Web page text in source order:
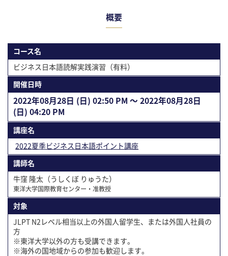
概要
コース名
ビジネス日本語読解実践演習（有料）
開催⽇時
2022年08⽉28⽇ (日) 02:50 PM 〜 2022年08⽉28⽇
(日) 04:20 PM
講座名
2022夏季ビジネス日本語ポイント講座
講師名
牛窪 隆太（うしくぼ りゅうた）
東洋大学国際教育センター・准教授
対象
JLPT N2レベル相当以上の外国人留学生、または外国人社員の
方
※東洋大学以外の方も受講できます。
※海外の国地域からの参加も歓迎します。